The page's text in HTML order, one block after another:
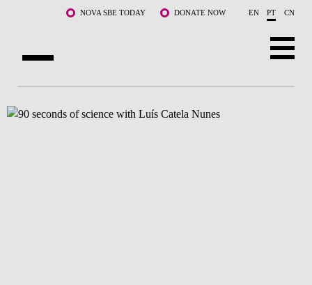
Saltar para o conteúdo principalNOVA SBE TODAY DONATE NOW EN PT CN